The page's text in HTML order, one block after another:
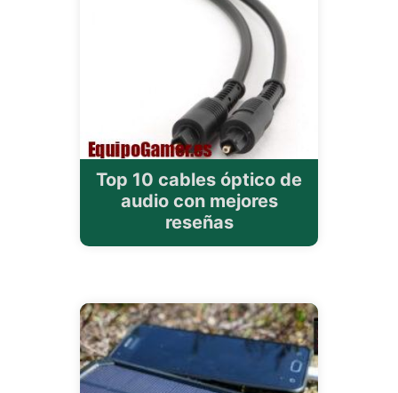
Top 10 cables óptico de
audio con mejores
reseñas